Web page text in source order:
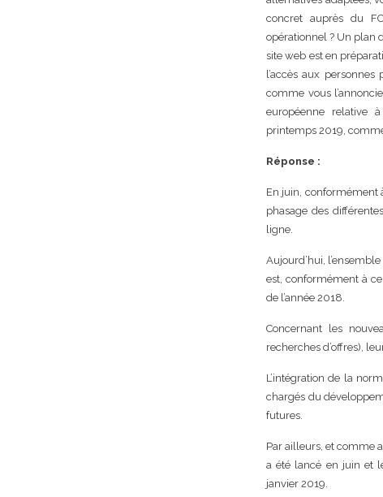
concret auprès du
opérationnel ? Un plan
site web est en
l’accès aux
comme vous
européenne relative
printemps 2019,
Réponse :
En juin, conformément
phasage des
ligne.
Aujourd’hui,
est, conformément à
de l’année 2018.
Concernant les
recherches d’offres),
L’intégration de la
chargés du
futures.
Par ailleurs, et comme
a été lancé en juin et
janvier 2019.